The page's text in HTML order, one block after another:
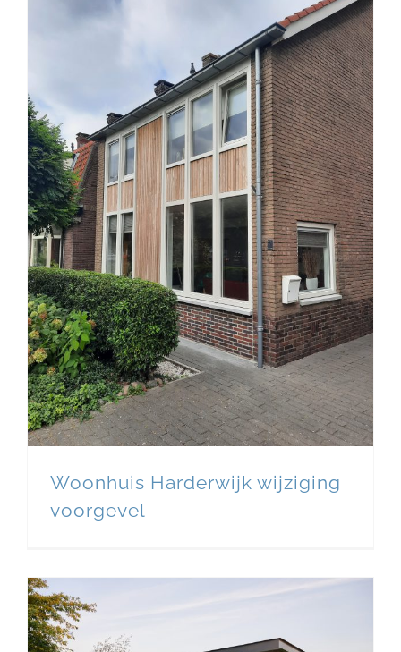
Woonhuis Harderwijk wijziging
voorgevel